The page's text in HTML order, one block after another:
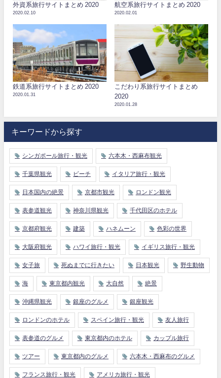
外資系旅行サイトまとめ 2020
2020.02.10
航空系旅行サイトまとめ 2020
2020.02.01
鉄道系旅行サイトまとめ 2020
2020.01.31
こだわり系旅行サイトまとめ
2020
2020.01.28
キーワードから探す
シンガポール旅行・観光 六本木・西麻布観光
千葉県観光 ビーチ イタリア旅行・観光
日本国内の絶景 京都市観光 ロンドン観光
表参道観光 神奈川県観光 千代田区のホテル
京都府観光 建築 ハネムーン 色彩の世界
大阪府観光 ハワイ旅行・観光 イギリス旅行・観光
女子旅 死ぬまでに行きたい 日本観光 野生動物
海 東京都内観光 大自然 絶景
沖縄県観光 銀座のグルメ 銀座観光
ロンドンのホテル スペイン旅行・観光 友人旅行
表参道のグルメ 東京都内のホテル カップル旅行
ツアー 東京都内のグルメ 六本木・西麻布のグルメ
フランス旅行・観光 アメリカ旅行・観光